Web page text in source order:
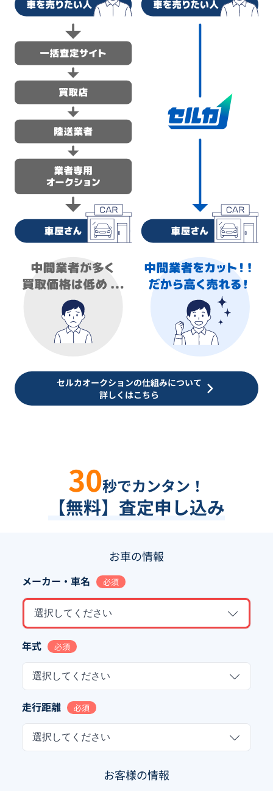
セルカオークションの仕組みについて
詳しくはこちら
30秒でカンタン！
【無料】査定申し込み
お車の情報
メーカー・車名 必須
選択してください
年式 必須
選択してください
走行距離 必須
選択してください
お客様の情報